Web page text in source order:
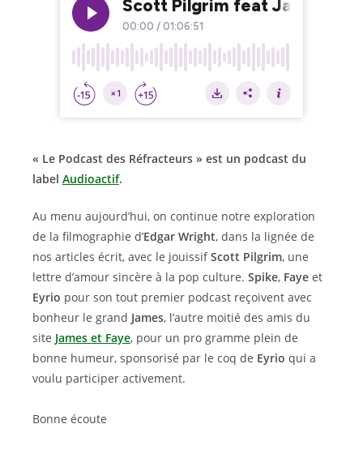
« Le Podcast des Réfracteurs » est un podcast du
label Audioactif.
Au menu aujourd’hui, on continue notre exploration
de la filmographie d’Edgar Wright, dans la lignée de
nos articles écrit, avec le jouissifScott Pilgrim, une
lettre d’amour sincère à la pop culture. Spike, Faye et
Eyrio pour son tout premier podcast reçoivent avec
bonheur le grand James, l’autre moitié des amis du
site James et Faye, pour un pro gramme plein de
bonne humeur, sponsorisé par le coq de Eyrio qui a
voulu participer activement.
Bonne écoute